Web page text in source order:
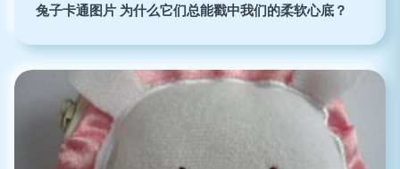
兔子卡通图片 为什么它们总能戳中我们的柔软心底？